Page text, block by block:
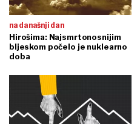
na današnji dan
Hirošima: Najsmrtonosnijim
bljeskom počelo je nuklearno
doba